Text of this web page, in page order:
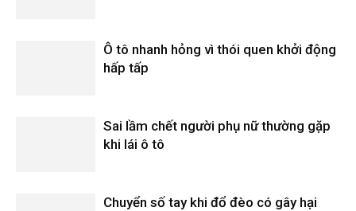
Ô tô nhanh hỏng vì thói quen khởi động
hấp tấp
Sai lầm chết người phụ nữ thường gặp
khi lái ô tô
Chuyển số tay khi đổ đèo có gây hại